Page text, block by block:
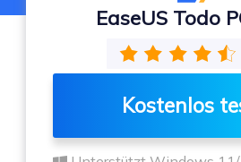
EaseUS Todo
Kostenlos